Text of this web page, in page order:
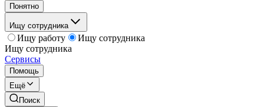
Понятно
Ищу сотрудника
Ищу работу
Ищу сотрудника
Ищу сотрудника
Сервисы
Помощь
Ещё
Поиск